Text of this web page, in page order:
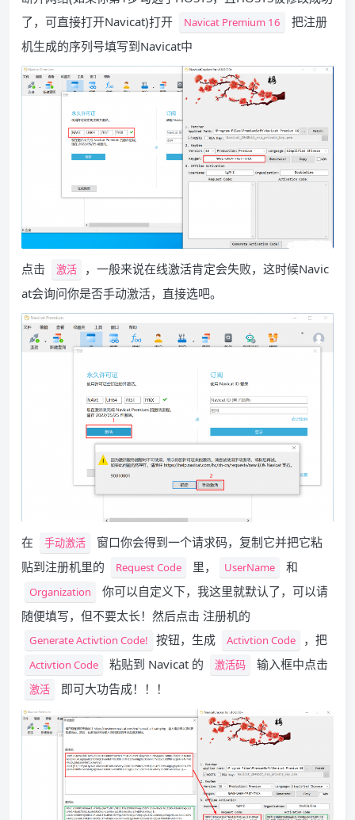
了，可直接打开Navicat)打开
Navicat Premium 16
把注册
机生成的序列号填写到Navicat中
点击 激活
，一般来说在线激活肯定会失败，这时候Navic
at会询问你是否手动激活，直接选吧。
在 手动激活
窗口你会得到一个请求码，复制它并把它粘
贴到注册机里的
Request Code 里， UserName 和
Organization
你可以自定义下，我这里就默认了，可以请
随便填写，但不要太长！然后点击 注册机的
Generate Activtion Code! 按钮，生成 Activtion Code ，把
Activtion Code 粘贴到 Navicat 的 激活码 输入框中点击
激活 即可大功告成！！！